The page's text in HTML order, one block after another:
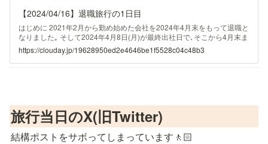
【2024/04/16】退職旅行の1日目
はじめに 2021年2月から勤め始めた会社を2024年4月末をもって退職と
なりました｡ そして2024年4月8日(月)が最終出社日で､そこから4月末ま
では有給消化期間中で時間があるため､前々から訪れたかった所に行っ
たりしてきました｡ 一応は海外旅行も検討をしていましたが､国籍の帰
化申請をしている最中で､出入国の履歴
https://clouday.jp/19628950ed2e4646be1f5528c04c48b3
旅行当日のX(旧Twitter)
結構ポストをサボってしまっています🚶🏻